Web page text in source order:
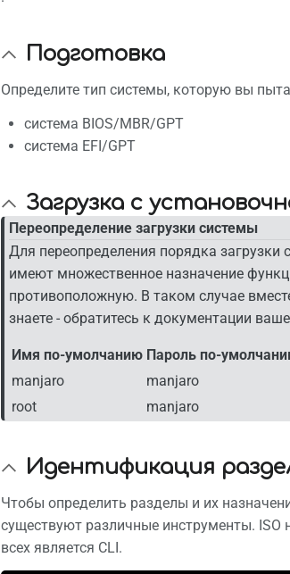
Подготовка
Определите тип системы, которую вы
система BIOS/MBR/GPT
система EFI/GPT
Загрузка с
Переопределение загрузки системы
Для переопределения порядка
имеют множественное назначение
противоположную. В таком случае
знаете - обратитесь к документации
Имя по-умолчанию Пароль по-
manjaro
manjaro
root
manjaro
Идентификация
Чтобы определить разделы и их
существуют различные инструменты. ISO
всех является CLI.